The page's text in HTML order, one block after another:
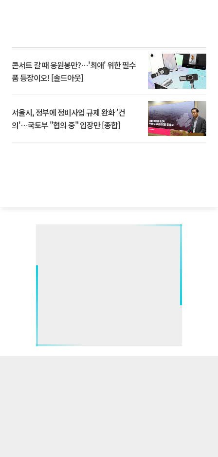
콘서트 갈 때 응원봉만?⋯'최애' 위한 필수
품 등장이오! [솔드아웃]
서울시, 정부에 정비사업 규제 완화 '건
의'⋯국토부 "협의 중" 입장만 [종합]